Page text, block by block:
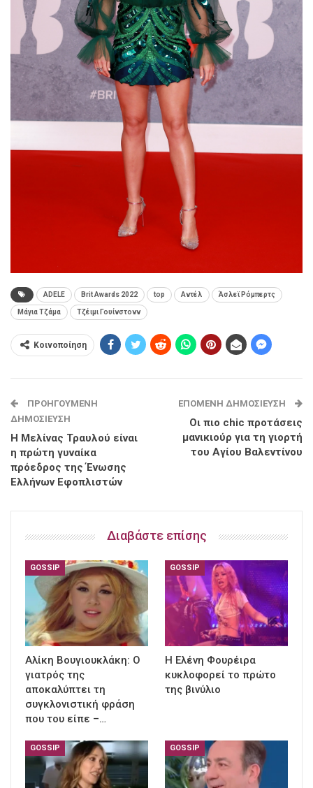
ADELE Brit Awards 2022 top Αντέλ Άσλεϊ Ρόμπερτς
Μάγια Τζάμα Τζέιμι Γουίνστονν
Κοινοποίηση
ΠΡΟΗΓΟΎΜΕΝΗ
ΔΗΜΟΣΊΕΥΣΗ
Η Μελίνας Τραυλού είναι
η πρώτη γυναίκα
πρόεδρος της Ένωσης
Ελλήνων Εφοπλιστών
ΕΠΌΜΕΝΗ ΔΗΜΟΣΊΕΥΣΗ
Οι πιο chic προτάσεις
μανικιούρ για τη γιορτή
του Αγίου Βαλεντίνου
Διαβάστε επίσης
GOSSIP
Αλίκη Βουγιουκλάκη: Ο
γιατρός της
αποκαλύπτει τη
συγκλονιστική φράση
που του είπε –…
GOSSIP
Η Ελένη Φουρέιρα
κυκλοφορεί το πρώτο
της βινύλιο
GOSSIP GOSSIP